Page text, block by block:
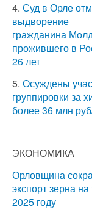
4. Суд в Орле
выдворение
гражданина
прожившего в
26 лет
5. Осуждены
группировки за
более 36 млн
ЭКОНОМИКА
Орловщина
экспорт зерна на
2025 году